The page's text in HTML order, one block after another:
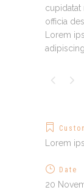
cupidatat
officia
Lorem
Lorem
Date
20